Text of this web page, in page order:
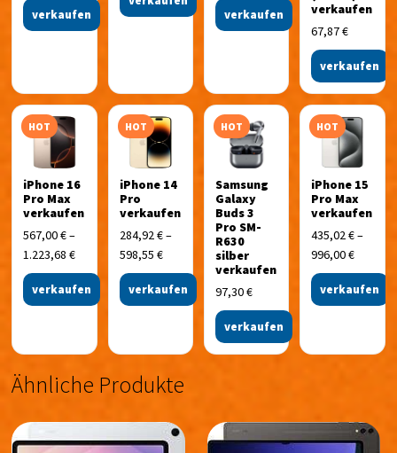
verkaufen verkaufen
verkaufen
67,87€
verkaufen
HOT
iPhone 16
Pro Max
verkaufen
567,00€–
1.223,68€
verkaufen
HOT
iPhone 14
Pro
verkaufen
284,92€–
598,55 €
verkaufen
HOT
Samsung
Galaxy
Buds 3
Pro SM-
R630
silber
verkaufen
97,30€
verkaufen
HOT
iPhone 15
Pro Max
verkaufen
435,02€–
996,00€
verkaufen
Ähnliche Produkte